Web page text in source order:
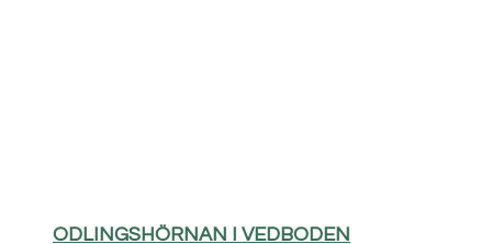
ODLINGSHÖRNAN I VEDBODEN